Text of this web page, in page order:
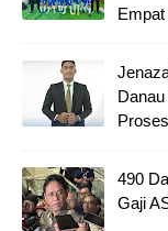
490
Gaji